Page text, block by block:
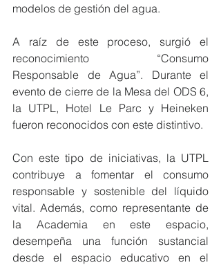
modelos de gestión del agua.
A raíz de este proceso, surgió el
reconocimiento “Consumo
Responsable de Agua”. Durante el
evento de cierre de la Mesa del ODS 6,
la UTPL, Hotel Le Parc y Heineken
fueron reconocidos con este distintivo.
Con este tipo de iniciativas, la UTPL
contribuye a fomentar el consumo
responsable y sostenible del líquido
vital. Además, como representante de
la Academia en este espacio,
desempeña una función sustancial
desde el espacio educativo en el